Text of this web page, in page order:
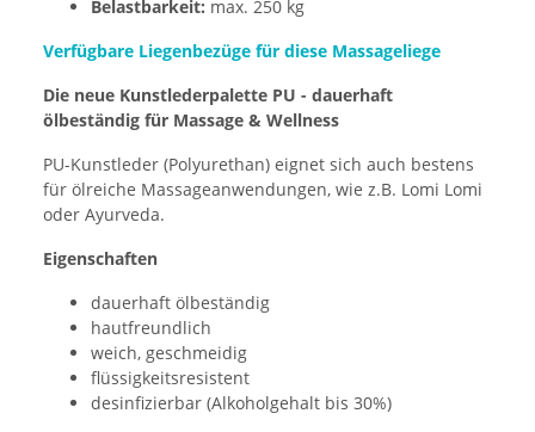
Belastbarkeit: max. 250 kg
Verfügbare Liegenbezüge für diese Massageliege
Die neue Kunstlederpalette PU - dauerhaft
ölbeständig für Massage & Wellness
PU-Kunstleder (Polyurethan) eignet sich auch bestens
für ölreiche Massageanwendungen, wie z.B. Lomi Lomi
oder Ayurveda.
Eigenschaften
dauerhaft ölbeständig
hautfreundlich
weich, geschmeidig
flüssigkeitsresistent
desinfizierbar (Alkoholgehalt bis 30%)